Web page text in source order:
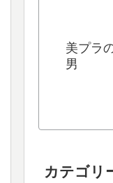
美プラ
男
カテゴリ